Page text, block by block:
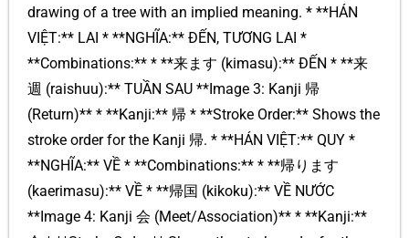
drawing of a tree with an implied meaning. * **HÁN
VIỆT:** LAI * **NGHĨA:** ĐẾN, TƯƠNG LAI *
**Combinations:** * **来ます (kimasu):** ĐẾN * **来
週 (raishuu):** TUẦN SAU **Image 3: Kanji 帰
(Return)** * **Kanji:** 帰 * **Stroke Order:** Shows the
stroke order for the Kanji 帰. * **HÁN VIỆT:** QUY *
**NGHĨA:** VỀ * **Combinations:** * **帰ります
(kaerimasu):** VỀ * **帰国 (kikoku):** VỀ NƯỚC
**Image 4: Kanji 会 (Meet/Association)** * **Kanji:**